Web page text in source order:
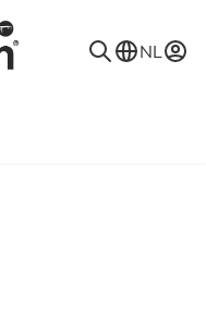
NL